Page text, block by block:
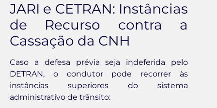
JARI e CETRAN: Instâncias
de Recurso contra a
Cassação da CNH
Caso a defesa prévia seja indeferida pelo
DETRAN, o condutor pode recorrer às
instâncias superiores do sistema
administrativo de trânsito: